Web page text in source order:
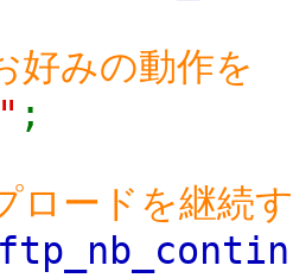
みの動作を
;
ードを継続